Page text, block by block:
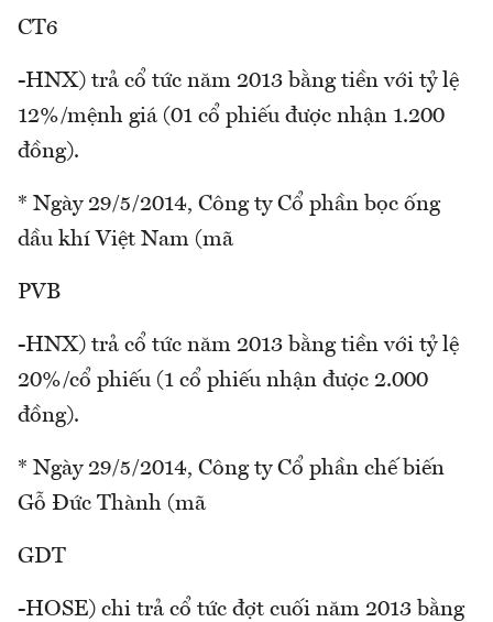
CT6
-HNX) trả cổ tức năm 2013 bằng tiền với tỷ lệ
12%/mệnh giá (01 cổ phiếu được nhận 1.200
đồng).
* Ngày 29/5/2014, Công ty Cổ phần bọc ống
dầu khí Việt Nam (mã
PVB
-HNX) trả cổ tức năm 2013 bằng tiền với tỷ lệ
20%/cổ phiếu (1 cổ phiếu nhận được 2.000
đồng).
* Ngày 29/5/2014, Công ty Cổ phần chế biến
Gỗ Đức Thành (mã
GDT
-HOSE) chi trả cổ tức đợt cuối năm 2013 bằng